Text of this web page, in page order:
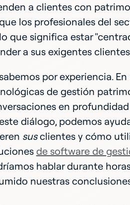
a clientes con
los profesionales del
que significa estar
a sus exigentes
por experiencia.
de gestión
en
diálogo, podemos
susclientes y cómo
de software de
hablar durante
nuestras